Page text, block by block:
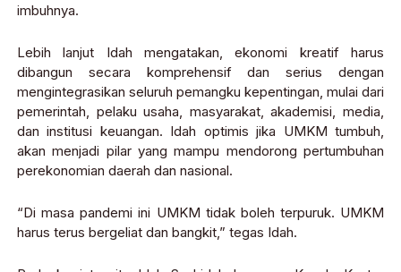
imbuhnya.
Lebih lanjut Idah mengatakan, ekonomi kreatif harus
dibangun secara komprehensif dan serius dengan
mengintegrasikan seluruh pemangku kepentingan, mulai dari
pemerintah, pelaku usaha, masyarakat, akademisi, media,
dan institusi keuangan. Idah optimis jika UMKM tumbuh,
akan menjadi pilar yang mampu mendorong pertumbuhan
perekonomian daerah dan nasional.
“Di masa pandemi ini UMKM tidak boleh terpuruk. UMKM
harus terus bergeliat dan bangkit,” tegas Idah.